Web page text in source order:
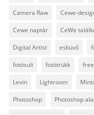
Camera Raw Cewe-
Cewe naptár CeWe
Digital Artist esküvő
fotósuli fotótrükk
Levin Lightroom
Photoshop Photoshop